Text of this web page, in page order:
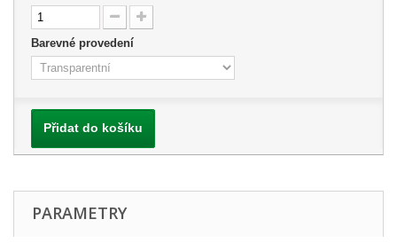
Barevné provedení
Přidat do košíku
PARAMETRY